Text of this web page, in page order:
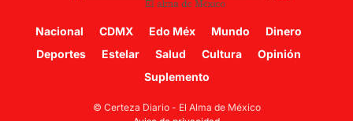
Nacional CDMX Edo Méx Mundo
Dinero
Deportes
Estelar Salud Cultura
Opinión
Suplemento
© Certeza Diario - El Alma de México